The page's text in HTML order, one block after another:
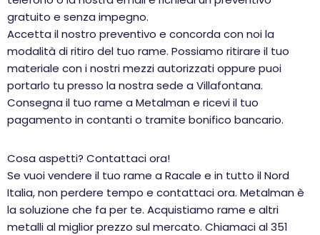
gratuito e senza impegno.
Accetta il nostro preventivo e concorda con noi la
modalità di ritiro del tuo rame. Possiamo ritirare il tuo
materiale con i nostri mezzi autorizzati oppure puoi
portarlo tu presso la nostra sede a Villafontana.
Consegna il tuo rame a Metalman e ricevi il tuo
pagamento in contanti o tramite bonifico bancario.
Cosa aspetti? Contattaci ora!
Se vuoi vendere il tuo rame a Racale e in tutto il Nord
Italia, non perdere tempo e contattaci ora. Metalman è
la soluzione che fa per te. Acquistiamo rame e altri
metalli al miglior prezzo sul mercato. Chiamaci al 351